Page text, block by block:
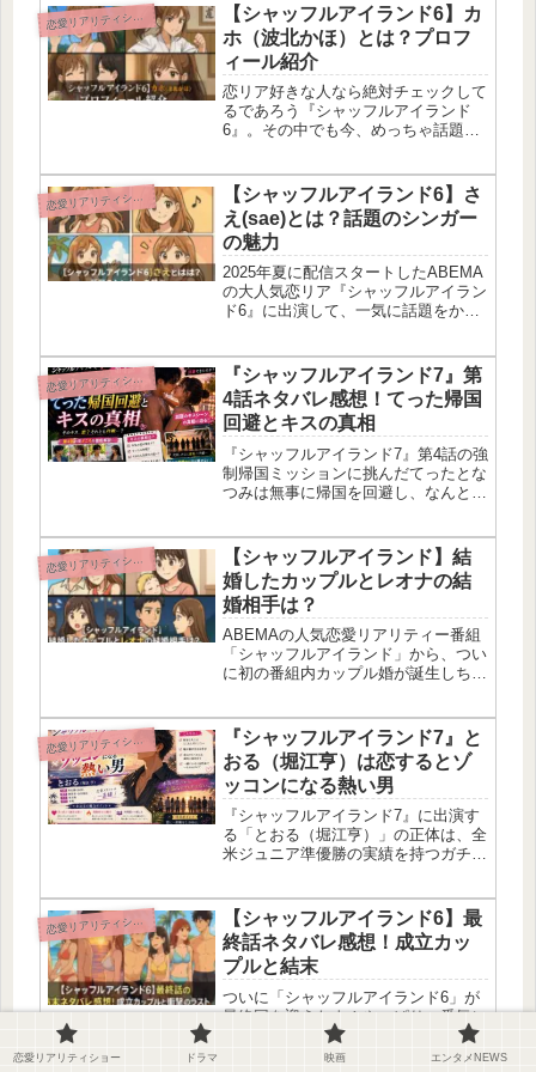
恋
愛リアリティショー
【シャッフルアイランド6】カ
ホ（波北かほ）とは？プロフ
ィール紹介
恋リア好きな人なら絶対チェックして
るであろう『シャッフルアイランド
6』。その中でも今、めっちゃ話題に
ってだけでも目立つのに、恋リアでの
存在感もハンパないんよね〜。...
恋
愛リアリティショー
【シャッフルアイランド6】さ
え(sae)とは？話題のシンガー
の魅力
2025年夏に配信スタートしたABEMA
の大人気恋リア『シャッフルアイラン
ド6』に出演して、一気に話題をかっ
って気になった人、けっこう多いよ
ね？ 実は彼女、SNSでじわじわ...
恋
愛リアリティショー
『シャッフルアイランド7』第
4話ネタバレ感想！てった帰国
回避とキスの真相
『シャッフルアイランド7』第4話の強
制帰国ミッションに挑んだてったとな
つみは無事に帰国を回避し、なんと一
2026年7月28日で、次回第5話ではつ
いに全メンバーが同じ島に集結し...
恋
愛リアリティショー
【シャッフルアイランド】結
婚したカップルとレオナの結
婚相手は？
ABEMAの人気恋愛リアリティー番組
「シャッフルアイランド」から、つい
に初の番組内カップル婚が誕生しちゃ
ゃん。さらに、Season3の“女王”レオ
ナ様も結婚＆出産で...
恋
愛リアリティショー
『シャッフルアイランド7』と
おる（堀江亨）は恋するとゾ
ッコンになる熱い男
『シャッフルアイランド7』に出演す
る「とおる（堀江亨）」の正体は、全
米ジュニア準優勝の実績を持つガチの
なった歴代最強とも名高いイケメンだ
よ！1999年5月18日生まれの27...
恋
愛リアリティショー
【シャッフルアイランド6】最
終話ネタバレ感想！成立カッ
プルと結末
ついに「シャッフルアイランド6」が
最終回を迎えたよ！やっぱり一番気に
なるのは誰と誰が結ばれたのか、そし
て涙の別れをしたのは誰なのかってと
恋愛リアリティショー ドラマ 映画 エンタメNEWS